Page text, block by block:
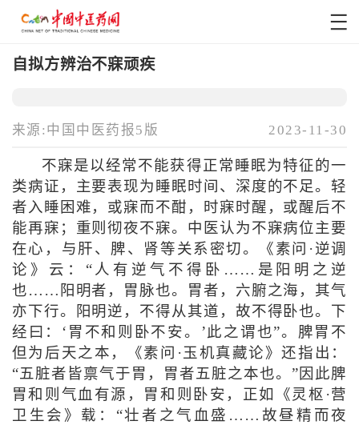
自拟方辨治不寐顽疾
来源:中国中医药报5版 2023-11-30
不寐是以经常不能获得正常睡眠为特征的一
类病证，主要表现为睡眠时间、深度的不足。轻
者入睡困难，或寐而不酣，时寐时醒，或醒后不
能再寐；重则彻夜不寐。中医认为不寐病位主要
在心，与肝、脾、肾等关系密切。《素问·逆调
论》云：“人有逆气不得卧……是阳明之逆
也……阳明者，胃脉也。胃者，六腑之海，其气
亦下行。阳明逆，不得从其道，故不得卧也。下
经曰：‘胃不和则卧不安。’此之谓也”。脾胃不
但为后天之本，《素问·玉机真藏论》还指出：
“五脏者皆禀气于胃，胃者五脏之本也。”因此脾
胃和则气血有源，胃和则卧安，正如《灵枢·营
卫生会》载：“壮者之气血盛……故昼精而夜